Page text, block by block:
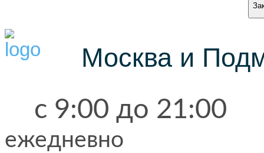
Москва и
с 9:00 до 21:00
ежедневно